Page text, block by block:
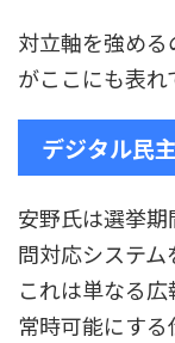
対立軸を強め
がここにも表れ
デジタル民
安野氏は選挙
問対応システム
これは単なる
常時可能にする